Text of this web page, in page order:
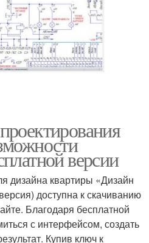
версии
дизайна квартиры «Дизайн
доступна к скачиванию
Благодаря бесплатной
с интерфейсом, создать
Купив ключ к